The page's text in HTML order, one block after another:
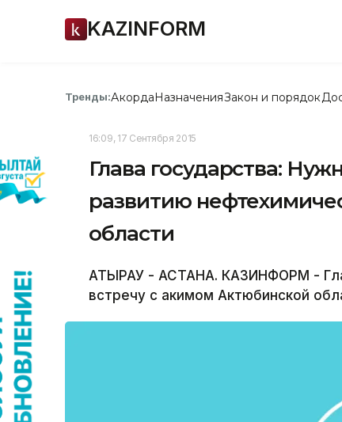
KAZINFORM
Тренды:АкордаНазначенияЗакон и порядок
16:09, 17 Сентября 2015
Глава государства:
развитию
области
АТЫРАУ - АСТАНА. КАЗИНФОРМ -
встречу с акимом Актюбинской